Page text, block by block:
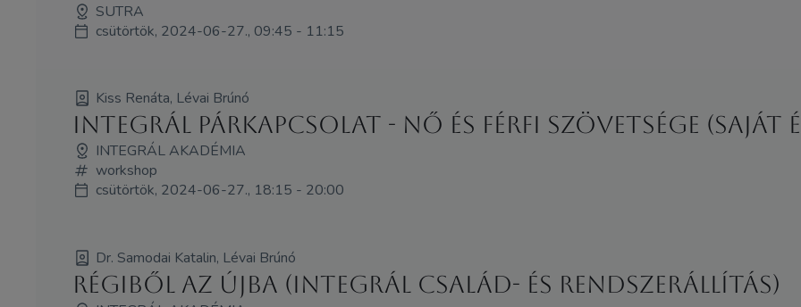
SUTRA
csütörtök, 2024-06-27., 09:45 - 11:15
Kiss Renáta, Lévai Brúnó
Integrál Párkapcsolat - Nő és Férfi Szövetsége (Saját
INTEGRÁL AKADÉMIA
workshop
csütörtök, 2024-06-27., 18:15 - 20:00
Dr. Samodai Katalin, Lévai Brúnó
Régiből az újba (Integrál család- és rendszerállítás)